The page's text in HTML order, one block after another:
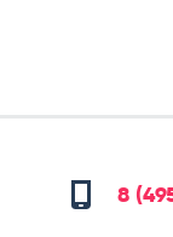
8